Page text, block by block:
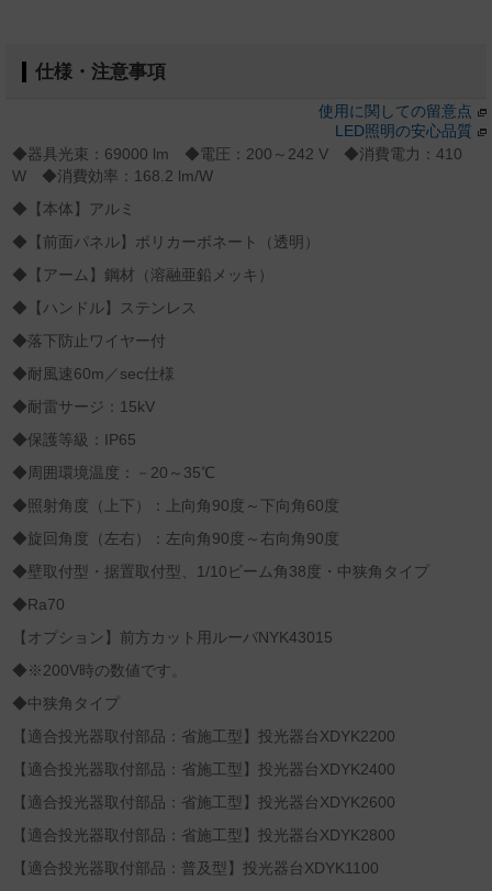
仕様・注意事項
使用に関しての留意点
LED照明の安心品質
◆器具光束：69000 lm ◆電圧：200～242 V ◆消費電力：410
W ◆消費効率：168.2 lm/W
◆【本体】アルミ
◆【前面パネル】ポリカーボネート（透明）
◆【アーム】鋼材（溶融亜鉛メッキ）
◆【ハンドル】ステンレス
◆落下防止ワイヤー付
◆耐風速60m／sec仕様
◆耐雷サージ：15kV
◆保護等級：IP65
◆周囲環境温度：－20～35℃
◆照射角度（上下）：上向角90度～下向角60度
◆旋回角度（左右）：左向角90度～右向角90度
◆壁取付型・据置取付型、1/10ビーム角38度・中狭角タイプ
◆Ra70
【オプション】前方カット用ルーバNYK43015
◆※200V時の数値です。
◆中狭角タイプ
【適合投光器取付部品：省施工型】投光器台XDYK2200
【適合投光器取付部品：省施工型】投光器台XDYK2400
【適合投光器取付部品：省施工型】投光器台XDYK2600
【適合投光器取付部品：省施工型】投光器台XDYK2800
【適合投光器取付部品：普及型】投光器台XDYK1100